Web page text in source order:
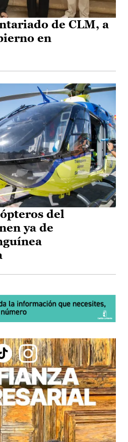
de CLM, a
en
del
ya de